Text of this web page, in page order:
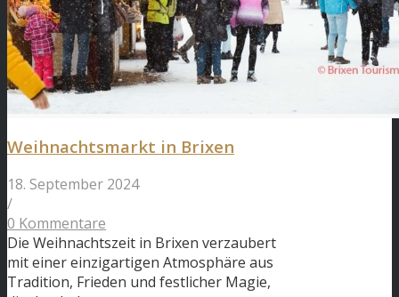
Weihnachtsmarkt in Brixen
18. September 2024
/
0 Kommentare
Die Weihnachtszeit in Brixen verzaubert
mit einer einzigartigen Atmosphäre aus
Tradition, Frieden und festlicher Magie,